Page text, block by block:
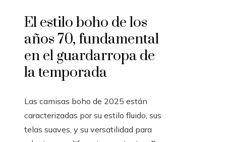
El estilo boho de los
años 70, fundamental
en el guardarropa de
la temporada
Las camisas boho de 2025 están
caracterizadas por su estilo fluido, sus
telas suaves, y su versatilidad para